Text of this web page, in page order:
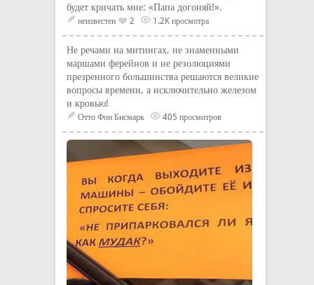
будет кричать мне: «Папа догоняй!».
неизвестен 2 1.2K просмотра
Не речами на митингах, не знаменными
маршами ферейнов и не резолюциями
презренного большинства решаются великие
вопросы времени, а исключительно железом
и кровью!
Отто Фон Бисмарк 405 просмотров